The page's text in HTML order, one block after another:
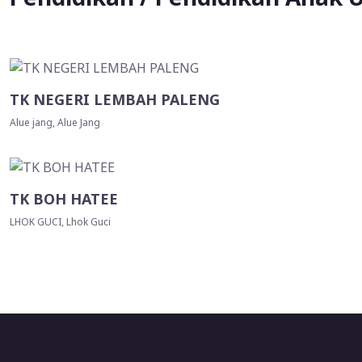
TK NEGERI LEMBAH PALENG
Alue jang, Alue Jang
TK BOH HATEE
LHOK GUCI, Lhok Guci